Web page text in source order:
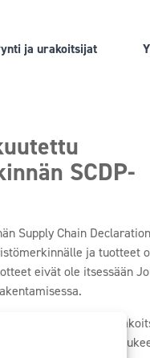
ja urakoitsijat
SCDP-
Supply Chain
ja tuotteet
eivät ole itsessään
ammattilaiset, kuten
näkyvyyttä ja